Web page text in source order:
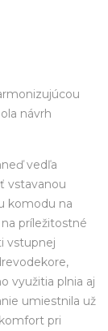
návrh
vedľa
vstavanou
komodu na
príležitostné
vstupnej
využitia plnia aj
umiestnila už
pri